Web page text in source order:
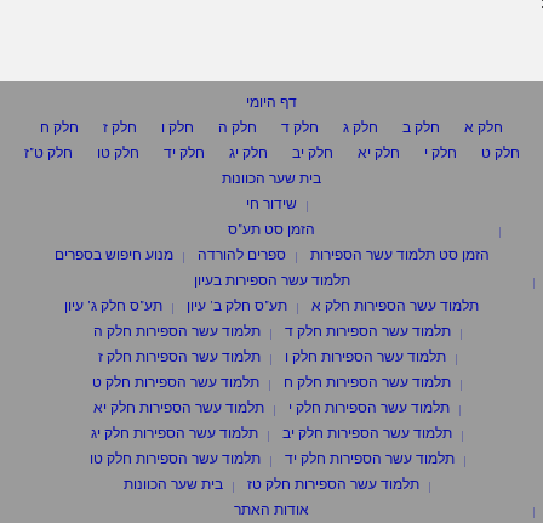
דף היומי
חלק א
חלק ב חלק ג חלק ד חלק ה חלק ו חלק ז
חלק ח
חלק ט
חלק י חלק יא חלק יב חלק יג חלק יד חלק טו
חלק ט"ז
בית שער הכוונות
שידור חי
הזמן סט תע"ס
הזמן סט תלמוד עשר הספירות
ספרים להורדה
מנוע חיפוש בספרים
תלמוד עשר הספירות בעיון
תלמוד עשר הספירות חלק א
תע"ס חלק ב' עיון
תע"ס חלק ג' עיון
תלמוד עשר הספירות חלק ד
תלמוד עשר הספירות חלק ה
תלמוד עשר הספירות חלק ו
תלמוד עשר הספירות חלק ז
תלמוד עשר הספירות חלק ח
תלמוד עשר הספירות חלק ט
תלמוד עשר הספירות חלק י
תלמוד עשר הספירות חלק יא
תלמוד עשר הספירות חלק יב
תלמוד עשר הספירות חלק יג
תלמוד עשר הספירות חלק יד
תלמוד עשר הספירות חלק טו
תלמוד עשר הספירות חלק טז
בית שער הכוונות
אודות האתר